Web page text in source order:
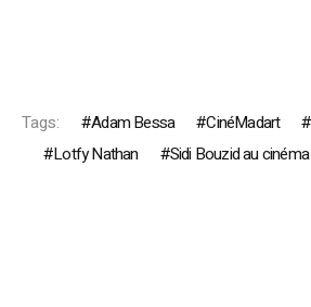
Tags: Adam Bessa CinéMadart
Lotfy Nathan
Sidi Bouzid au cinéma